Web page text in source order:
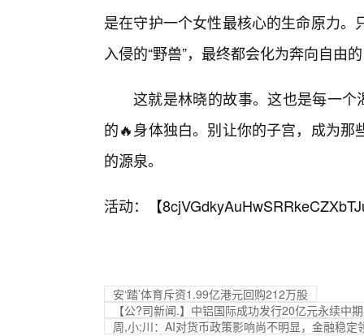
是在守护一个女性最核心的生命原力
入侵的“野兽”，最终都会化为奔向自由
这就是林晓的故事。这也是每一个
的🔥身体独白。别让你的子宫，成为
的源泉。
活动：【
安‘踏’体育斥资1.99亿港元回购212万股
【公?司新闻.】中铝国际成功发行20亿元永续中
周,小;川：AI对货币政策影响尚不明显，金融稳定